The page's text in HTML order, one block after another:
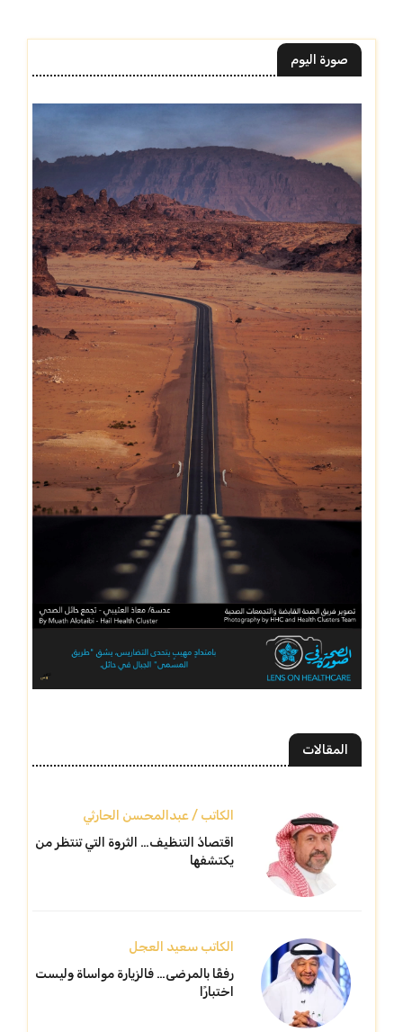
صورة اليوم
المقالات
الكاتب / عبدالمحسن الحارثي
اقتصادُ التنظيف… الثروة التي تنتظر من
يكتشفها
الكاتب سعيد العجل
رفقًا بالمرضى… فالزيارة مواساة وليست
اختبارًا